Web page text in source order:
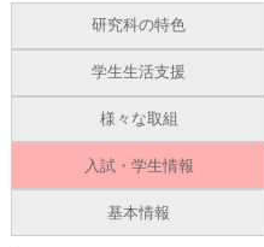
研究科の特色
学生生活支援
様々な取組
入試・学生情報
基本情報